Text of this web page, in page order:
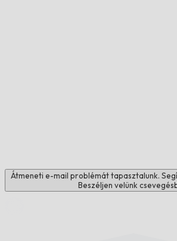
Átmeneti e-mail problémát tapasztalunk.
Beszéljen velünk